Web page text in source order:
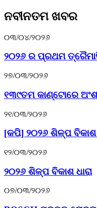
ନବୀନତମ ଖବର
୦୩/୦୪/୨୦୨୬
୨୦୨୬ ର ପ୍ରଥମ
୨୭/୦୩/୨୦୨୬
୧୩୯ତମ କାଣ୍ଟୋରେ
୨୧/୦୩/୨୦୨୬
[କପି] ୨୦୨୬ ଶିଳ୍ପ ବିକାଶ
୧୨/୦୩/୨୦୨୬
୨୦୨୬ ଶିଳ୍ପ ବିକାଶ ଧାରା
୦୭/୦୩/୨୦୨୬